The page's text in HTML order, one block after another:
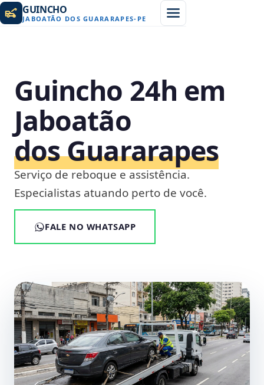
GUINCHO
JABOATÃO DOS GUARARAPES- PE
Guincho 24h em
Jaboatão
dos Guararapes
Serviço de reboque e assistência.
Especialistas atuando perto de você.
FALE NO WHATSAPP